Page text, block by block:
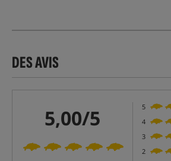
DES AVIS
5,00/5 5
4
3
2